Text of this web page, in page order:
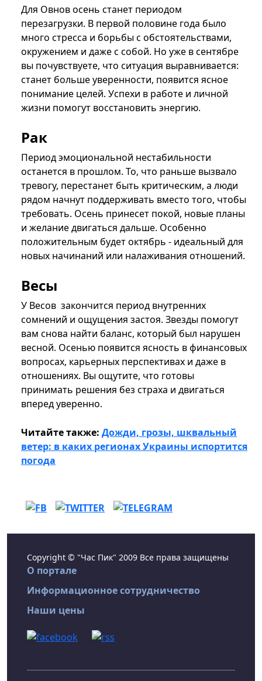
Для Овнов осень станет периодом
перезагрузки. В первой половине года было
много стресса и борьбы с обстоятельствами,
окружением и даже с собой. Но уже в сентябре
вы почувствуете, что ситуация выравнивается:
станет больше уверенности, появится ясное
понимание целей. Успехи в работе и личной
жизни помогут восстановить энергию.
Рак
Период эмоциональной нестабильности
останется в прошлом. То, что раньше вызвало
тревогу, перестанет быть критическим, а люди
рядом начнут поддерживать вместо того, чтобы
требовать. Осень принесет покой, новые планы
и желание двигаться дальше. Особенно
положительным будет октябрь - идеальный для
новых начинаний или налаживания отношений.
Весы
У Весов закончится период внутренних
сомнений и ощущения застоя. Звезды помогут
вам снова найти баланс, который был нарушен
весной. Осенью появится ясность в финансовых
вопросах, карьерных перспективах и даже в
отношениях. Вы ощутите, что готовы
принимать решения без страха и двигаться
вперед уверенно.
Читайте также: Дожди, грозы, шквальный
ветер: в каких регионах Украины испортится
погода
Copyright © "Час Пик" 2009 Все права защищены
О портале
Информационное сотрудничество
Наши цены